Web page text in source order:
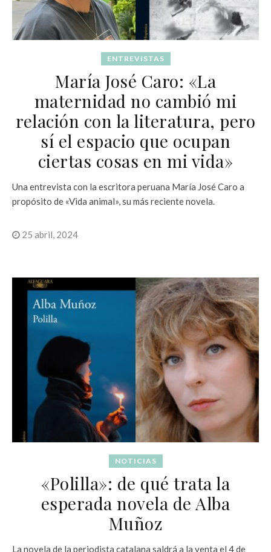
ENTREVISTAS
María José Caro: «La
maternidad no cambió mi
relación con la literatura, pero
sí el espacio que ocupan
ciertas cosas en mi vida»
Una entrevista con la escritora peruana María José Caro a
propósito de «Vida animal», su más reciente novela.
25 abril, 2024
NOTICIAS
«Polilla»: de qué trata la
esperada novela de Alba
Muñoz
La novela de la periodista catalana saldrá a la venta el 4 de